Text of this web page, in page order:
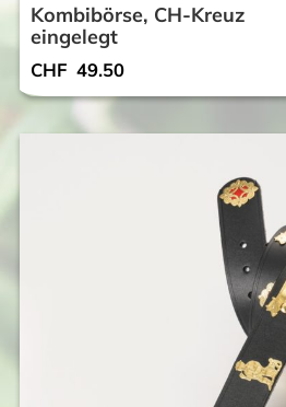
Kombibörse, CH-Kreuz
eingelegt
CHF 49.50